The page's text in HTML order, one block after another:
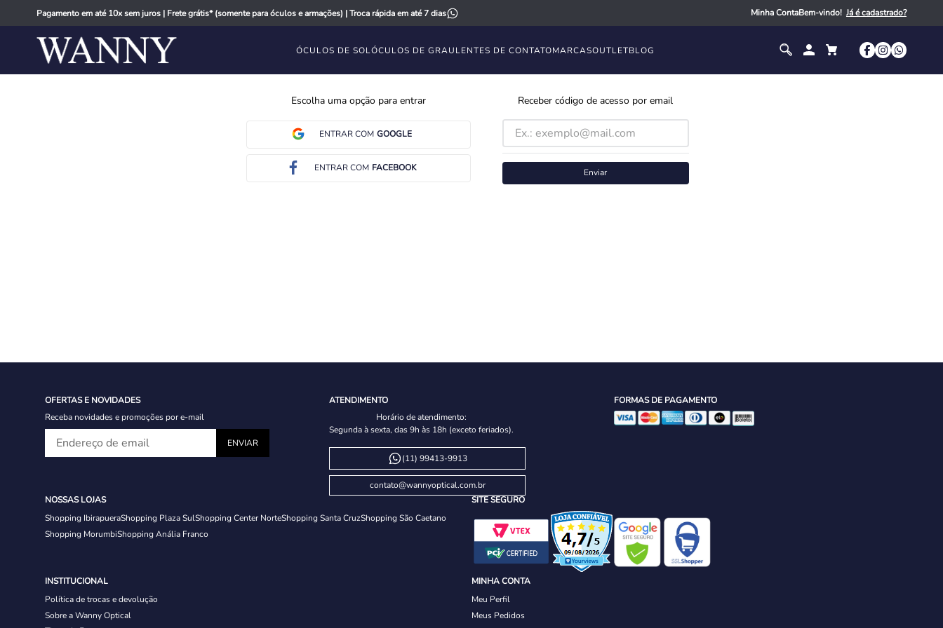
Pagamento em até 10x sem juros | Frete grátis* (somente para óculos e armações) | Troca rápida em até 7 dias Minha ContaBem-vindo!
ÓCULOS DE SOLÓCULOS DE GRAULENTES DE CONTATOMARCASOUTLETBLOG
Escolha uma opção para entrar
ENTRAR COM GOOGLE
ENTRAR COM FACEBOOK
Receber código de acesso por email
Enviar
OFERTAS E NOVIDADES
Receba novidades e promoções por e-mail
ATENDIMENTO
Horário de atendimento:
Segunda à sexta, das 9h às 18h (exceto feriados).
(11) 99413-9913
contato@wannyoptical.com.br
FORMAS DE PAGAMENTO
NOSSAS LOJAS
Shopping IbirapueraShopping Plaza SulShopping Center NorteShopping Santa CruzShopping São Caetano
Shopping MorumbiShopping Anália Franco
SITE SEGURO
INSTITUCIONAL
Política de trocas e devolução
Sobre a Wanny Optical
MINHA CONTA
Meu Perfil
Meus Pedidos